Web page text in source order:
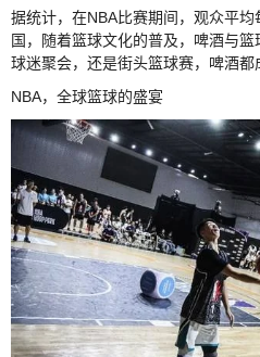
据统计，在NBA比赛期间，观众平
国，随着篮球文化的普及，啤酒与
球迷聚会，还是街头篮球赛，啤酒都
NBA，全球篮球的盛宴